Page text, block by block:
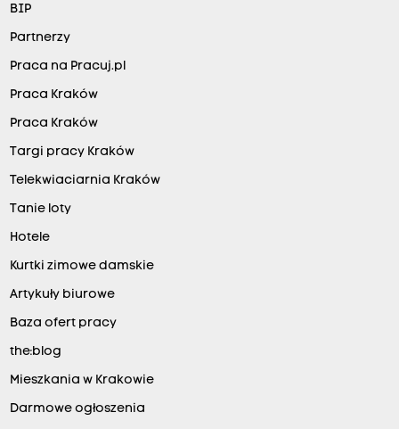
BIP
Partnerzy
Praca na Pracuj.pl
Praca Kraków
Praca Kraków
Targi pracy Kraków
Telekwiaciarnia Kraków
Tanie loty
Hotele
Kurtki zimowe damskie
Artykuły biurowe
Baza ofert pracy
the:blog
Mieszkania w Krakowie
Darmowe ogłoszenia